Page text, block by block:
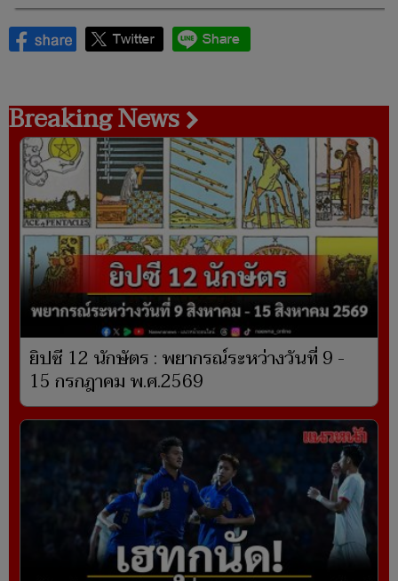
Breaking News
ยิปซี 12 นักษัตร : พยากรณ์ระหว่างวันที่ 9 -
15 กรกฎาคม พ.ศ.2569